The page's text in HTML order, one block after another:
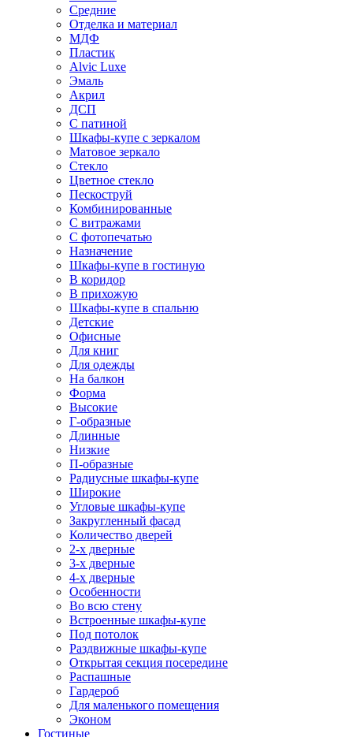
Средние
Отделка и материал
МДФ
Пластик
Alvic Luxe
Эмаль
Акрил
ДСП
С патиной
Шкафы-купе с зеркалом
Матовое зеркало
Стекло
Цветное стекло
Пескоструй
Комбинированные
С витражами
С фотопечатью
Назначение
Шкафы-купе в гостиную
В коридор
В прихожую
Шкафы-купе в спальню
Детские
Офисные
Для книг
Для одежды
На балкон
Форма
Высокие
Г-образные
Длинные
Низкие
П-образные
Радиусные шкафы-купе
Широкие
Угловые шкафы-купе
Закругленный фасад
Количество дверей
2-х дверные
3-х дверные
4-х дверные
Особенности
Во всю стену
Встроенные шкафы-купе
Под потолок
Раздвижные шкафы-купе
Открытая секция посередине
Распашные
Гардероб
Для маленького помещения
Эконом
Гостиные